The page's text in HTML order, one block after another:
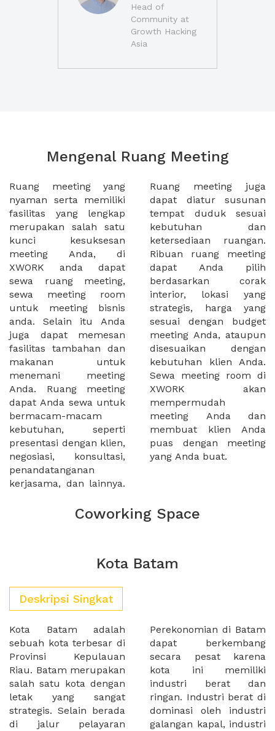
Head of
Community at
Growth Hacking
Asia
Mengenal Ruang Meeting
Ruang meeting yang
nyaman serta memiliki
fasilitas yang lengkap
merupakan salah satu
kunci kesuksesan
meeting Anda, di
XWORK anda dapat
sewa ruang meeting,
sewa meeting room
untuk meeting bisnis
anda. Selain itu Anda
juga dapat memesan
fasilitas tambahan dan
makanan untuk
menemani meeting
Anda. Ruang meeting
dapat Anda sewa untuk
bermacam-macam
kebutuhan, seperti
presentasi dengan klien,
negosiasi, konsultasi,
penandatanganan
kerjasama, dan lainnya.
Ruang meeting juga
dapat diatur susunan
tempat duduk sesuai
kebutuhan dan
ketersediaan ruangan.
Ribuan ruang meeting
dapat Anda pilih
berdasarkan corak
interior, lokasi yang
strategis, harga yang
sesuai dengan budget
meeting Anda, ataupun
disesuaikan dengan
kebutuhan klien Anda.
Sewa meeting room di
XWORK akan
mempermudah
meeting Anda dan
membuat klien Anda
puas dengan meeting
yang Anda buat.
Coworking Space
Kota Batam
Deskripsi Singkat
Kota Batam adalah
sebuah kota terbesar di
Provinsi Kepulauan
Riau. Batam merupakan
salah satu kota dengan
letak yang sangat
strategis. Selain berada
di jalur pelayaran
Perekonomian di Batam
dapat berkembang
secara pesat karena
kota ini memiliki
industri berat dan
ringan. Industri berat di
dominasi oleh industri
galangan kapal, industri